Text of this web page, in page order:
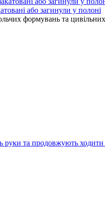
або загинули у полоні
формувань та цивільних
руки та продовжують